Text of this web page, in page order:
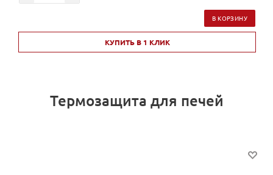
В КОРЗИНУ
КУПИТЬ В 1 КЛИК
Термозащита для печей